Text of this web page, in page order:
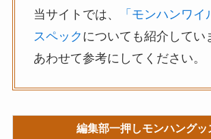
当サイトでは、
「モンハンワ
スペック についても紹介してい
あわせて参考にしてください。
編集部一押しモンハングッ